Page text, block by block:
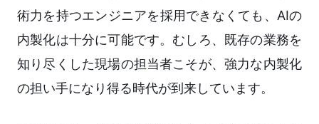
術力を持つエンジニアを採用できなくても、AIの
内製化は十分に可能です。むしろ、既存の業務を
知り尽くした現場の担当者こそが、強力な内製化
の担い手になり得る時代が到来しています。